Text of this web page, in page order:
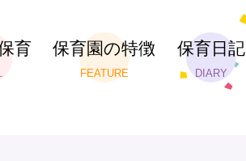
育 保育園の特徴
FEATURE
保育日記
DIARY